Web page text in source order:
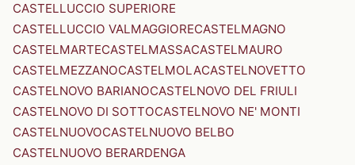
CASTELLUCCIO SUPERIORE
CASTELLUCCIO VALMAGGIORECASTELMAGNO
CASTELMARTECASTELMASSACASTELMAURO
CASTELMEZZANOCASTELMOLACASTELNOVETTO
CASTELNOVO BARIANOCASTELNOVO DEL FRIULI
CASTELNOVO DI SOTTOCASTELNOVO NE' MONTI
CASTELNUOVOCASTELNUOVO BELBO
CASTELNUOVO BERARDENGA